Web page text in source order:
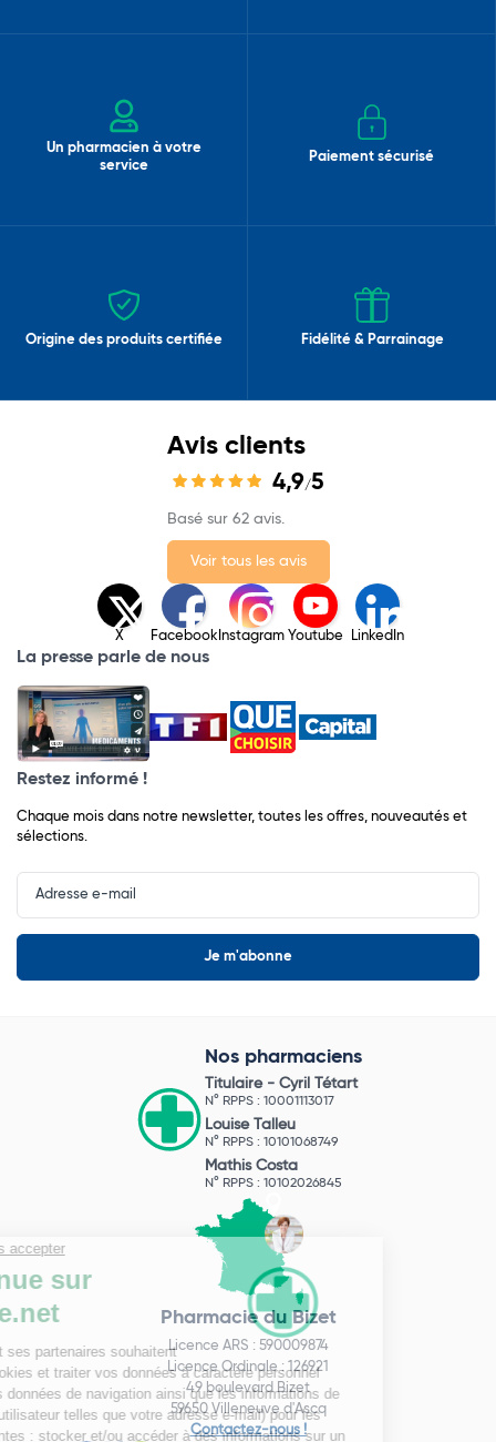
Un pharmacien à votre
service
Paiement sécurisé
Origine des produits certifiée Fidélité & Parrainage
Avis clients
4,9/5
Basé sur 62 avis.
Voir tous les avis
X Facebook Instagram Youtube LinkedIn
La presse parle de nous
Restez informé !
Chaque mois dans notre newsletter, toutes les offres, nouveautés et
sélections.
Input
Newsletter
Nos pharmaciens
Titulaire - Cyril Tétart
N° RPPS : 10001113017
Louise Talleu
N° RPPS : 10101068749
Mathis Costa
N° RPPS : 10102026845
Pharmacie du Bizet
Licence ARS : 590009874
Licence Ordinale : 126921
49 boulevard Bizet
59650 Villeneuve d'Ascq
Contactez-nous !